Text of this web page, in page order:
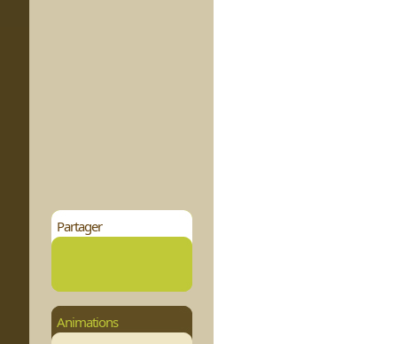
Partager
Animations